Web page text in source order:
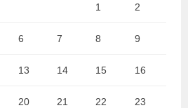
1 2
6 7 8 9
13 14 15 16
20 21 22 23